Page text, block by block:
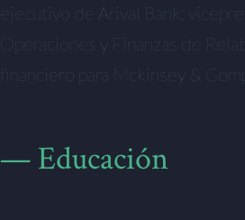
ejecutivo de Arival Bank,
Operaciones y Finanzas de
financiero para Mckinsey &
— Educación